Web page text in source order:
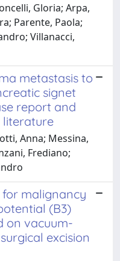
Gloria; Arpa,
Parente, Paola;
Villanacci,
metastasis to
signet
report and
literature
Anna; Messina,
Frediano;
for malignancy
(B3)
on vacuum-
excision